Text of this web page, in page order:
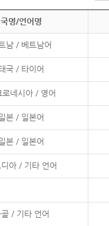
국명/언어명
베트남 / 베트남어
태국 / 타이어
미크로네시아 / 영어
일본 / 일본어
일본 / 일본어
캄보디아 / 기타 언어
몽골 / 기타 언어